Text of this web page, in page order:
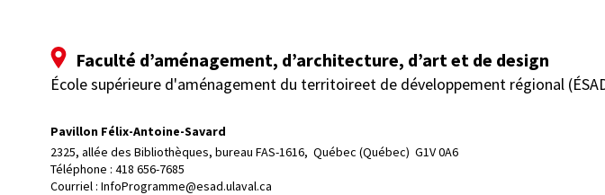
Faculté d’aménagement, d’architecture, d’art et de design
École supérieure d'aménagement du territoireet de développement régional
Pavillon Félix-Antoine-Savard
2325, allée des Bibliothèques, bureau FAS-1616, Québec (Québec)  G1V 0A6
Téléphone : 418 656-7685
Courriel : InfoProgramme@esad.ulaval.ca